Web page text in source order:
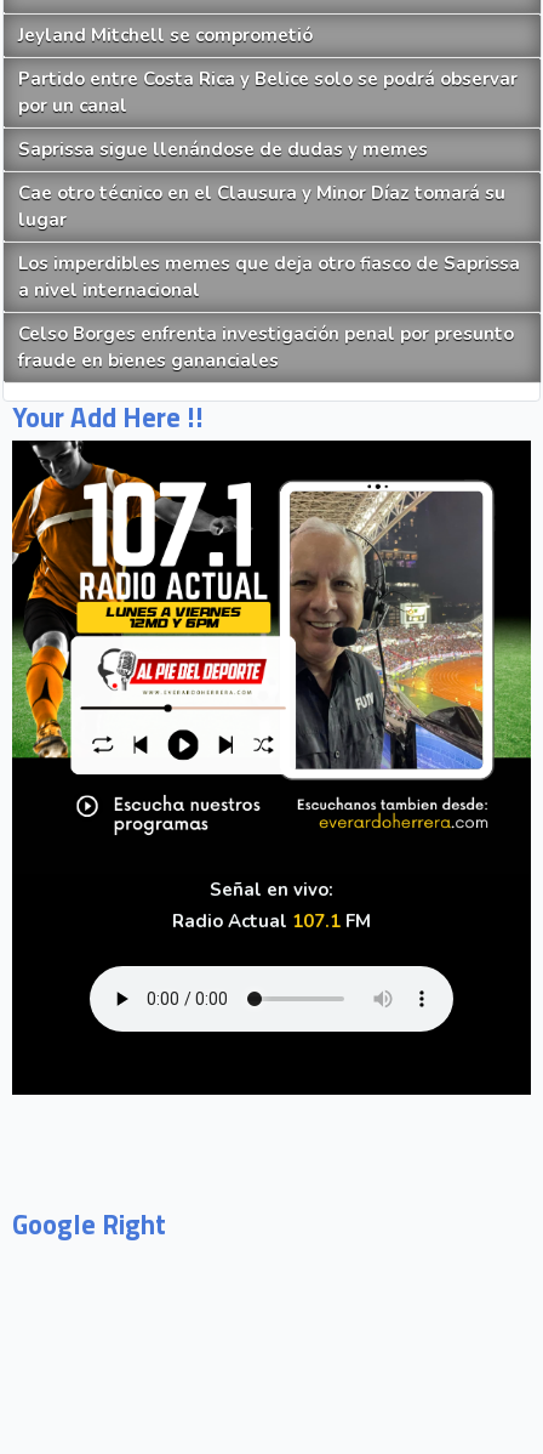
Jeyland Mitchell se comprometió
Partido entre Costa Rica y Belice solo se podrá observar
por un canal
Saprissa sigue llenándose de dudas y memes
Cae otro técnico en el Clausura y Minor Díaz tomará su
lugar
Los imperdibles memes que deja otro fiasco de Saprissa
a nivel internacional
Celso Borges enfrenta investigación penal por presunto
fraude en bienes gananciales
Your Add Here !!
Señal en vivo:
Radio Actual 107.1 FM
Google Right